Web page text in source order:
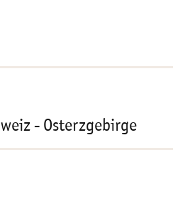
- Osterzgebirge